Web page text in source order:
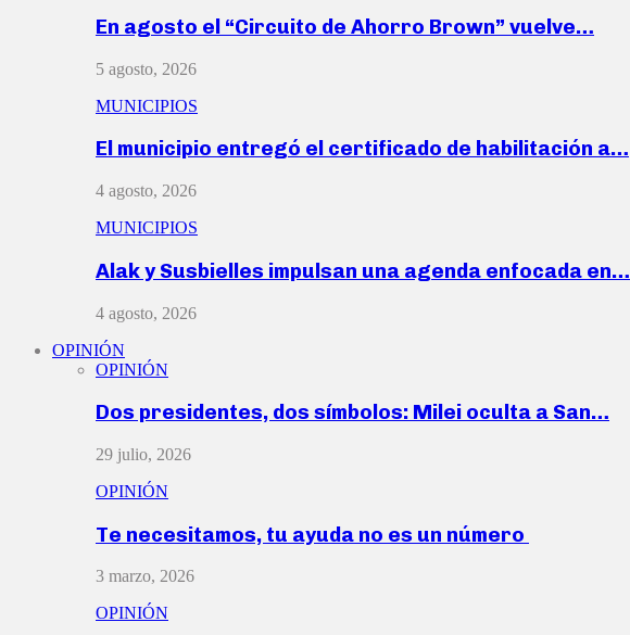
En agosto el “Circuito de Ahorro Brown” vuelve…
5 agosto, 2026
MUNICIPIOS
El municipio entregó el certificado de habilitación a…
4 agosto, 2026
MUNICIPIOS
Alak y Susbielles impulsan una agenda enfocada en…
4 agosto, 2026
OPINIÓN
OPINIÓN
Dos presidentes, dos símbolos: Milei oculta a San…
29 julio, 2026
OPINIÓN
Te necesitamos, tu ayuda no es un número
3 marzo, 2026
OPINIÓN